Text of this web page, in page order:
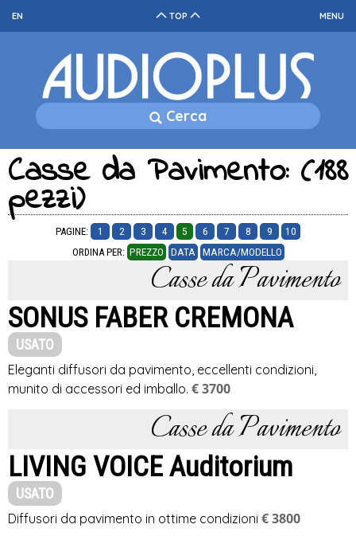
TOP MENU
EN
Cerca
Casse da Pavimento: (188
pezzi)
PAGINE: 1 2 3 4 5 6 7 8 9
10
ORDINA PER: PREZZO DATA MARCA/MODELLO
Casse da Pavimento
SONUS FABER CREMONA
USATO
Eleganti diffusori da pavimento, eccellenti condizioni,
munito di accessori ed imballo. € 3700
Casse da Pavimento
LIVING VOICE Auditorium
USATO
Diffusori da pavimento in ottime condizioni € 3800